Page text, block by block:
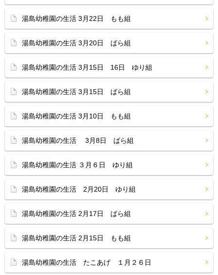
湯島幼稚園の生活 3月22日 もも組
湯島幼稚園の生活 3月20日 ばら組
湯島幼稚園の生活 3月15日 16日 ゆり組
湯島幼稚園の生活 3月15日 ばら組
湯島幼稚園の生活 3月10日 もも組
湯島幼稚園の生活 3月8日 ばら組
湯島幼稚園の生活 ３月６日 ゆり組
湯島幼稚園の生活 2月20日 ゆり組
湯島幼稚園の生活 2月17日 ばら組
湯島幼稚園の生活 2月15日 もも組
湯島幼稚園の生活 たこあげ １月２６日